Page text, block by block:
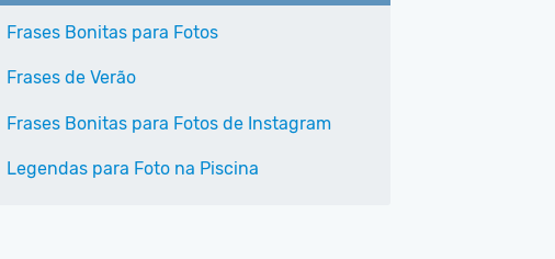
Frases Bonitas para Fotos
Frases de Verão
Frases Bonitas para Fotos de Instagram
Legendas para Foto na Piscina